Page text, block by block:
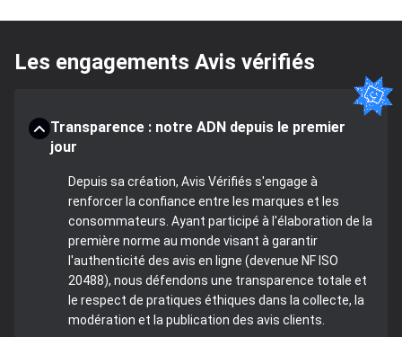
Les engagements Avis vérifiés
Transparence : notre ADN depuis le premier
jour
Depuis sa création, Avis Vérifiés s'engage à
renforcer la confiance entre les marques et les
consommateurs. Ayant participé à l'élaboration de la
première norme au monde visant à garantir
l'authenticité des avis en ligne (devenue NF ISO
20488), nous défendons une transparence totale et
le respect de pratiques éthiques dans la collecte, la
modération et la publication des avis clients.